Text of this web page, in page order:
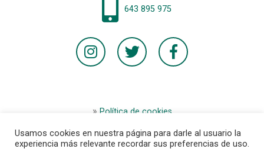
643 895 975
Política de cookies
Términos y condiciones de la tienda
Usamos cookies en nuestra página para darle al usuario la
experiencia más relevante recordar sus preferencias de uso.